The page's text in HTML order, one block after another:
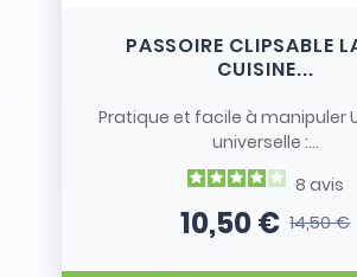
PASSOIRE CLIPSABLE
CUISINE...
Pratique et facile à manipuler
universelle :...
8 avis
Prix
10,50 €Prix de14,50 €